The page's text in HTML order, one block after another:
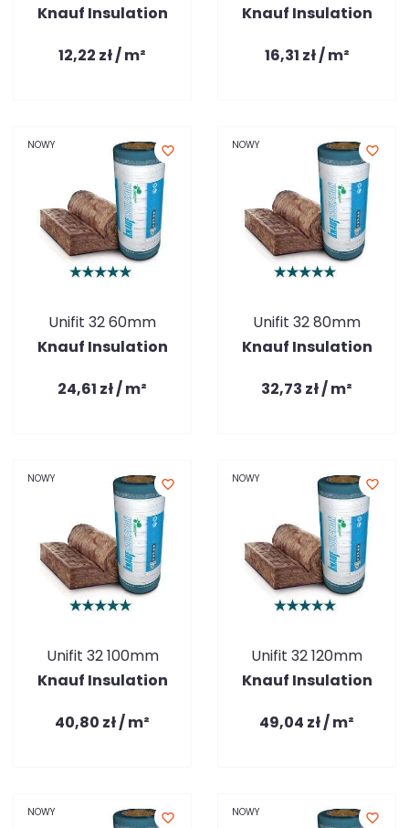
Knauf Insulation
12,22 zł / m²
Knauf Insulation
16,31 zł / m²
NOWY favorite_border
Unifit 32 60mm
Knauf Insulation
24,61 zł / m²
NOWY favorite_border
Unifit 32 80mm
Knauf Insulation
32,73 zł / m²
NOWY favorite_border
Unifit 32 100mm
Knauf Insulation
40,80 zł / m²
NOWY favorite_border
Unifit 32 120mm
Knauf Insulation
49,04 zł / m²
NOWY favorite_border NOWY favorite_border